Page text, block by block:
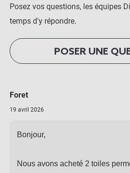
Posez vos questions, les équipes
temps d'y répondre.
POSER UNE
Foret
19 avril 2026
Bonjour,
Nous avons acheté 2 toiles